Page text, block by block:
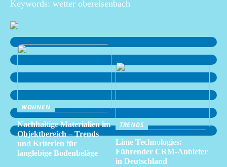
Keywords: wetter obereisenbach
WOHNEN
Nachhaltige Materialien im
Objektbereich – Trends
und Kriterien für
langlebige Bodenbeläge
TRENDS
Lime Technologies:
Führender CRM-Anbieter
in Deutschland